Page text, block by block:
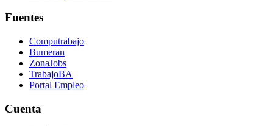
Fuentes
Computrabajo
Bumeran
ZonaJobs
TrabajoBA
Portal Empleo
Cuenta